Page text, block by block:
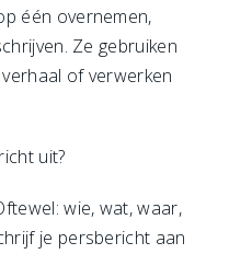
één overnemen,
Ze gebruiken
of verwerken
uit?
wie, wat, waar,
je persbericht aan